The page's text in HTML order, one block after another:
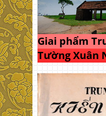
Giai phẩm
Tường Xuân